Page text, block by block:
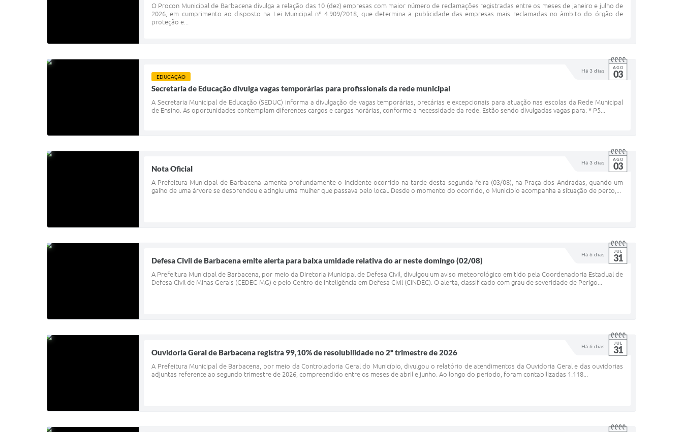
O Procon Municipal de Barbacena divulga a relação das 10 (dez) empresas com maior número de reclamações registradas entre os meses de janeiro e julho de
2026, em cumprimento ao disposto na Lei Municipal nº 4.909/2018, que determina a publicidade das empresas mais reclamadas no âmbito do órgão de
proteção e...
Há 3 dias AGO
03
EDUCAÇÃO
Secretaria de Educação divulga vagas temporárias para profissionais da rede municipal
A Secretaria Municipal de Educação (SEDUC) informa a divulgação de vagas temporárias, precárias e excepcionais para atuação nas escolas da Rede Municipal
de Ensino. As oportunidades contemplam diferentes cargos e cargas horárias, conforme a necessidade da rede. Estão sendo divulgadas vagas para: * P5...
Há 3 dias AGO
03
Nota Oficial
A Prefeitura Municipal de Barbacena lamenta profundamente o incidente ocorrido na tarde desta segunda-feira (03/08), na Praça dos Andradas, quando um
galho de uma árvore se desprendeu e atingiu uma mulher que passava pelo local. Desde o momento do ocorrido, o Município acompanha a situação de perto,...
Há 6 dias JUL
31
Defesa Civil de Barbacena emite alerta para baixa umidade relativa do ar neste domingo (02/08)
A Prefeitura Municipal de Barbacena, por meio da Diretoria Municipal de Defesa Civil, divulgou um aviso meteorológico emitido pela Coordenadoria Estadual de
Defesa Civil de Minas Gerais (CEDEC-MG) e pelo Centro de Inteligência em Defesa Civil (CINDEC). O alerta, classificado com grau de severidade de Perigo...
Há 6 dias JUL
31
Ouvidoria Geral de Barbacena registra 99,10% de resolubilidade no 2º trimestre de 2026
A Prefeitura Municipal de Barbacena, por meio da Controladoria Geral do Município, divulgou o relatório de atendimentos da Ouvidoria Geral e das ouvidorias
adjuntas referente ao segundo trimestre de 2026, compreendido entre os meses de abril e junho. Ao longo do período, foram contabilizadas 1.118...